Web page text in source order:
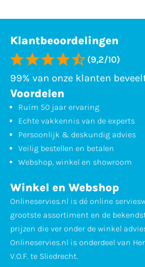
Klantbeoordelingen
(9,2/10)
99% van onze klanten
Voordelen
Ruim 50 jaar ervaring
Echte vakkennis van de experts
Persoonlijk & deskundig advies
Veilig bestellen en betalen
Webshop, winkel en showroom
Winkel en Webshop
Onlineservies.nl is dé online
grootste assortiment en de
prijzen die ver onder de winkel
Onlineservies.nl is onderdeel van
V.O.F. te Sliedrecht.